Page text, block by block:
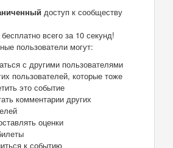
доступ к сообществу
бесплатно всего за 10 секунд!
пользователи могут:
с другими пользователями
пользователей, которые тоже
это событие
комментарии других
оценки
к событию